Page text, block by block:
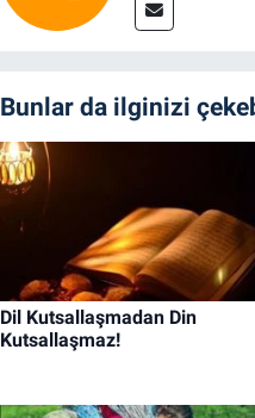
Bunlar da ilginizi
Dil Kutsallaşmadan Din
Kutsallaşmaz!